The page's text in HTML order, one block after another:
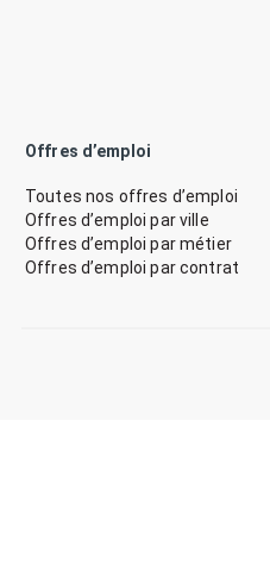
Offres d’emploi
Toutes nos offres d’emploi
Offres d’emploi par ville
Offres d’emploi par métier
Offres d’emploi par contrat